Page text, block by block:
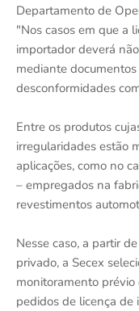
Departamento de
"Nos casos em que a
importador deverá
mediante
desconformidades
Entre os produtos
irregularidades estão
aplicações, como no
– empregados na
revestimentos
Nesse caso, a partir
privado, a Secex
monitoramento
pedidos de licença